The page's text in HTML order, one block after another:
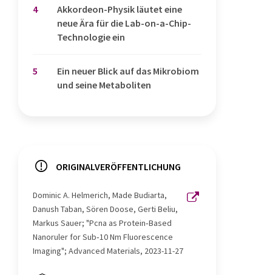
4
Akkordeon-Physik läutet eine
neue Ära für die Lab-on-a-Chip-
Technologie ein
5
Ein neuer Blick auf das Mikrobiom
und seine Metaboliten
ORIGINALVERÖFFENTLICHUNG
Dominic A. Helmerich, Made Budiarta,
Danush Taban, Sören Doose, Gerti Beliu,
Markus Sauer; "Pcna as Protein‐Based
Nanoruler for Sub‐10 Nm Fluorescence
Imaging"; Advanced Materials, 2023-11-27